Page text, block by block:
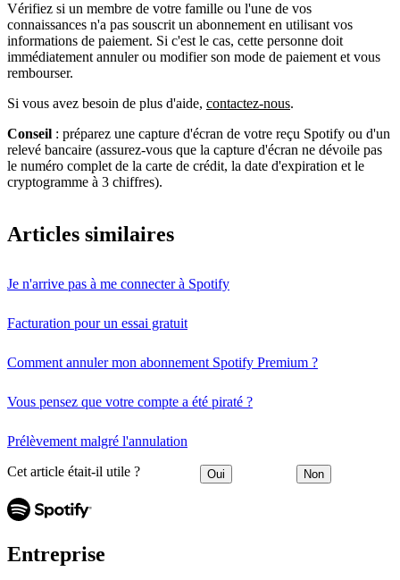
Vérifiez si un membre de votre famille ou l'une de vos
connaissances n'a pas souscrit un abonnement en utilisant vos
informations de paiement. Si c'est le cas, cette personne doit
immédiatement annuler ou modifier son mode de paiement et vous
rembourser.
Si vous avez besoin de plus d'aide, contactez-nous.
Conseil : préparez une capture d'écran de votre reçu Spotify ou d'un
relevé bancaire (assurez-vous que la capture d'écran ne dévoile pas
le numéro complet de la carte de crédit, la date d'expiration et le
cryptogramme à 3 chiffres).
Articles similaires
Je n'arrive pas à me connecter à Spotify
Facturation pour un essai gratuit
Comment annuler mon abonnement Spotify Premium ?
Vous pensez que votre compte a été piraté ?
Prélèvement malgré l'annulation
Cet article était-il utile ? Oui Non
Entreprise